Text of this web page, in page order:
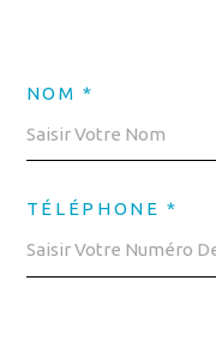
NOM *
TÉLÉPHONE *